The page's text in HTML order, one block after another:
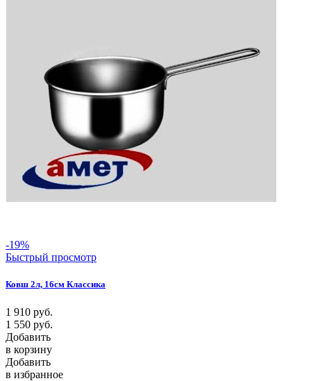
-19%
Быстрый просмотр
Ковш 2л, 16см Классика
1 910 руб.
1 550 руб.
Добавить
в корзину
Добавить
в избранное